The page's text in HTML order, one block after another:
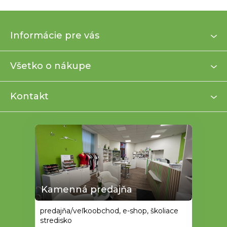
p
t
Informácie pre vás
Všetko o nákupe
Kontakt
Kamenná predajňa
predajňa/veľkoobchod, e-shop, školiace
stredisko